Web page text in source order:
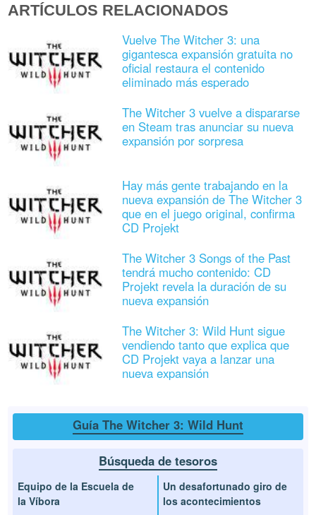
ARTÍCULOS RELACIONADOS
Vuelve The Witcher 3: una
gigantesca expansión gratuita no
oficial restaura el contenido
eliminado más esperado
The Witcher 3 vuelve a dispararse
en Steam tras anunciar su nueva
expansión por sorpresa
Hay más gente trabajando en la
nueva expansión de The Witcher 3
que en el juego original, confirma
CD Projekt
The Witcher 3 Songs of the Past
tendrá mucho contenido: CD
Projekt revela la duración de su
nueva expansión
The Witcher 3: Wild Hunt sigue
vendiendo tanto que explica que
CD Projekt vaya a lanzar una
nueva expansión
Guía The Witcher 3: Wild Hunt
Búsqueda de tesoros
Equipo de la Escuela de
la Víbora
Un desafortunado giro de
los acontecimientos